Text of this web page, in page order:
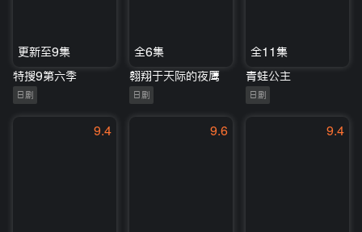
更新至9集
特搜9第六季
日剧
全6集
翱翔于天际的夜鹰
日剧
全11集
青蛙公主
日剧
9.4 9.6 9.4